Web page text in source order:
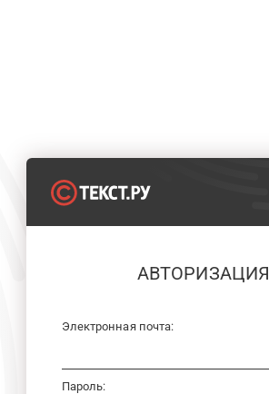
АВТОРИЗАЦИЯ
Электронная почта:
Пароль: